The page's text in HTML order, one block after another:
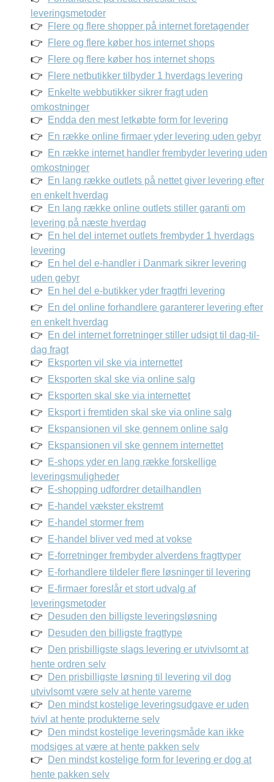
leveringsmetoder
Flere og flere shopper på internet foretagender
Flere og flere køber hos internet shops
Flere og flere køber hos internet shops
Flere netbutikker tilbyder 1 hverdags levering
Enkelte webbutikker sikrer fragt uden
omkostninger
Endda den mest letkøbte form for levering
En række online firmaer yder levering uden gebyr
En række internet handler frembyder levering uden
omkostninger
En lang række outlets på nettet giver levering efter
en enkelt hverdag
En lang række online outlets stiller garanti om
levering på næste hverdag
En hel del internet outlets frembyder 1 hverdags
levering
En hel del e-handler i Danmark sikrer levering
uden gebyr
En hel del e-butikker yder fragtfri levering
En del online forhandlere garanterer levering efter
en enkelt hverdag
En del internet forretninger stiller udsigt til dag-til-
dag fragt
Eksporten vil ske via internettet
Eksporten skal ske via online salg
Eksporten skal ske via internettet
Eksport i fremtiden skal ske via online salg
Ekspansionen vil ske gennem online salg
Ekspansionen vil ske gennem internettet
E-shops yder en lang række forskellige
leveringsmuligheder
E-shopping udfordrer detailhandlen
E-handel vækster ekstremt
E-handel stormer frem
E-handel bliver ved med at vokse
E-forretninger frembyder alverdens fragttyper
E-forhandlere tildeler flere løsninger til levering
E-firmaer foreslår et stort udvalg af
leveringsmetoder
Desuden den billigste leveringsløsning
Desuden den billigste fragttype
Den prisbilligste slags levering er utvivlsomt at
hente ordren selv
Den prisbilligste løsning til levering vil dog
utvivlsomt være selv at hente varerne
Den mindst kostelige leveringsudgave er uden
tvivl at hente produkterne selv
Den mindst kostelige leveringsmåde kan ikke
modsiges at være at hente pakken selv
Den mindst kostelige form for levering er dog at
hente pakken selv